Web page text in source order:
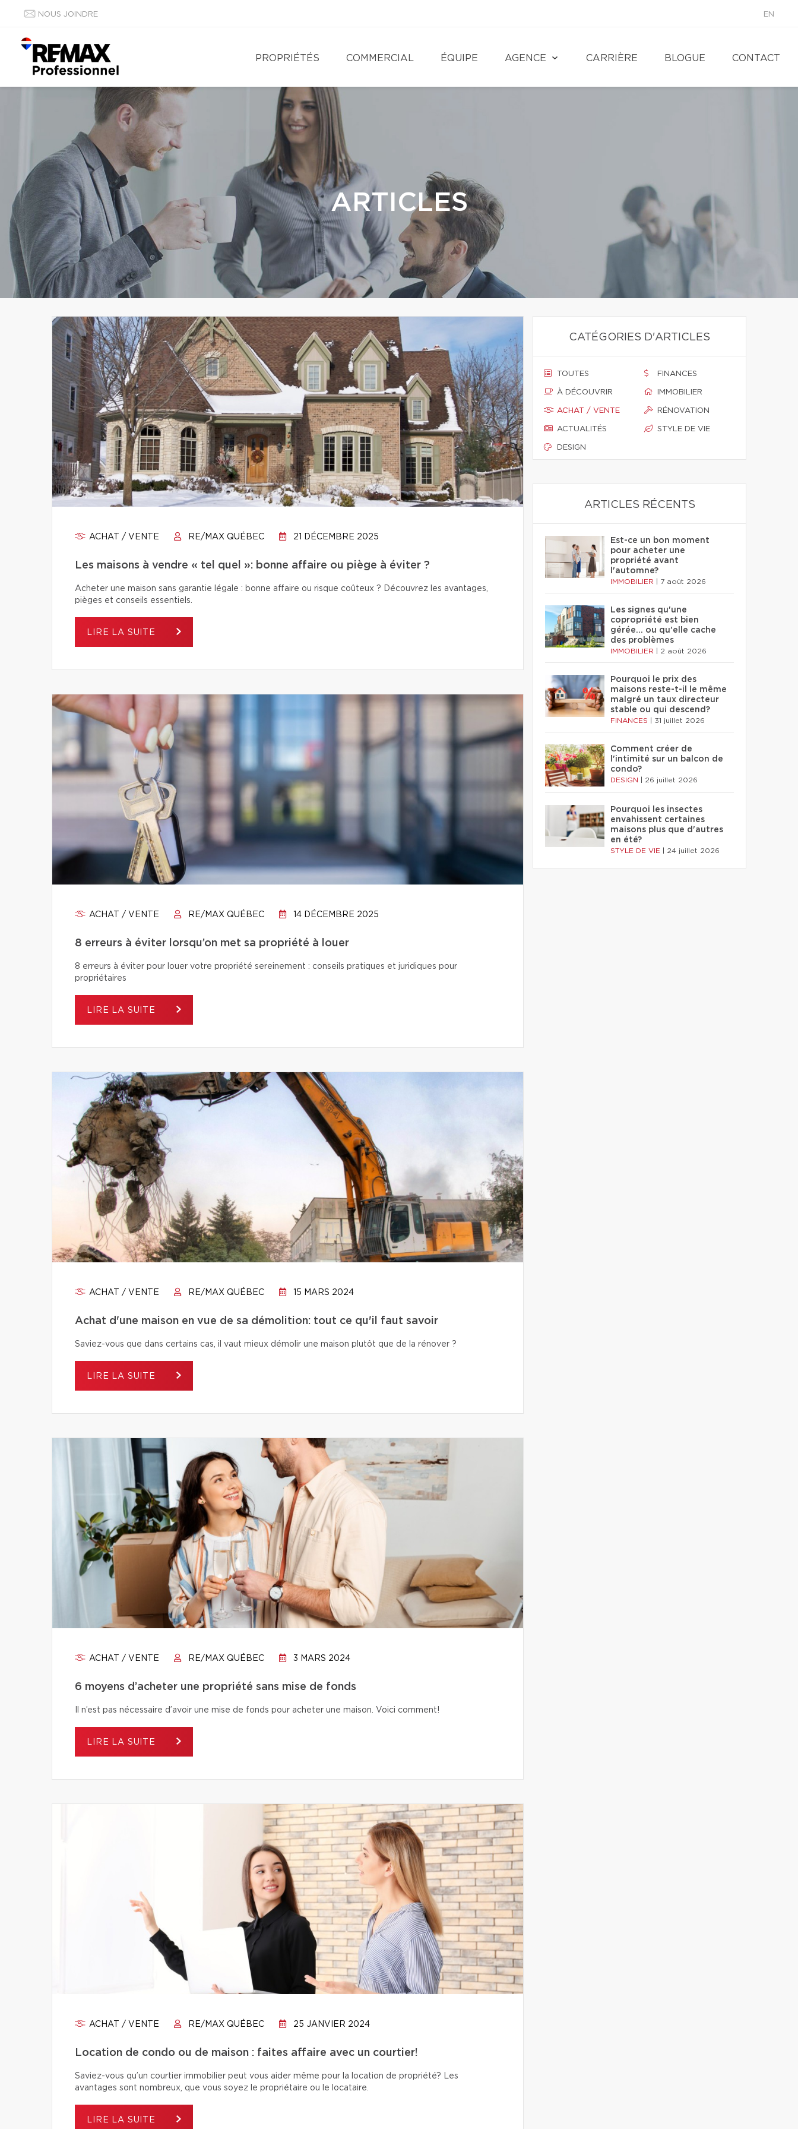
NOUS JOINDRE EN
PROPRIÉTÉS COMMERCIAL ÉQUIPE AGENCE CARRIÈRE BLOGUE CONTACT
ARTICLES
ACHAT / VENTE RE/MAX QUÉBEC 21 DÉCEMBRE 2025
Les maisons à vendre « tel quel »: bonne affaire ou piège à éviter ?
Acheter une maison sans garantie légale : bonne affaire ou risque coûteux ? Découvrez les avantages,
pièges et conseils essentiels.
LIRE LA SUITE
ACHAT / VENTE RE/MAX QUÉBEC 14 DÉCEMBRE 2025
8 erreurs à éviter lorsqu’on met sa propriété à louer
8 erreurs à éviter pour louer votre propriété sereinement : conseils pratiques et juridiques pour
propriétaires
LIRE LA SUITE
ACHAT / VENTE RE/MAX QUÉBEC 15 MARS 2024
Achat d'une maison en vue de sa démolition: tout ce qu'il faut savoir
Saviez-vous que dans certains cas, il vaut mieux démolir une maison plutôt que de la rénover ?
LIRE LA SUITE
ACHAT / VENTE RE/MAX QUÉBEC 3 MARS 2024
6 moyens d’acheter une propriété sans mise de fonds
Il n’est pas nécessaire d’avoir une mise de fonds pour acheter une maison. Voici comment!
LIRE LA SUITE
ACHAT / VENTE RE/MAX QUÉBEC 25 JANVIER 2024
Location de condo ou de maison : faites affaire avec un courtier!
Saviez-vous qu’un courtier immobilier peut vous aider même pour la location de propriété? Les
avantages sont nombreux, que vous soyez le propriétaire ou le locataire.
LIRE LA SUITE
CATÉGORIES D'ARTICLES
TOUTES
À DÉCOUVRIR
ACHAT / VENTE
ACTUALITÉS
DESIGN
FINANCES
IMMOBILIER
RÉNOVATION
STYLE DE VIE
ARTICLES RÉCENTS
Est-ce un bon moment
pour acheter une
propriété avant
l'automne?
IMMOBILIER 7 août 2026
Les signes qu'une
copropriété est bien
gérée… ou qu'elle cache
des problèmes
IMMOBILIER 2 août 2026
Pourquoi le prix des
maisons reste-t-il le même
malgré un taux directeur
stable ou qui descend?
FINANCES 31 juillet 2026
Comment créer de
l'intimité sur un balcon de
condo?
DESIGN 26 juillet 2026
Pourquoi les insectes
envahissent certaines
maisons plus que d'autres
en été?
STYLE DE VIE 24 juillet 2026